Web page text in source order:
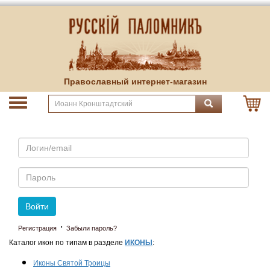
Православный интернет-магазин
Email
Пароль
Войти
Регистрация · Забыли пароль?
Каталог икон по типам в разделе ИКОНЫ :
Иконы Святой Троицы